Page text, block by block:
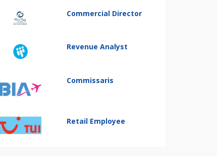
Commercial Director
Revenue Analyst
Commissaris
Retail Employee